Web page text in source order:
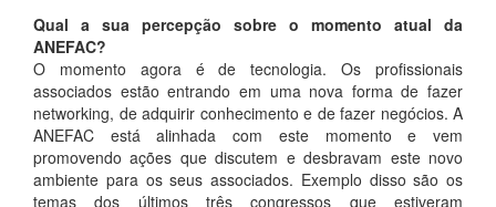
Qual a sua percepção sobre o momento atual da
ANEFAC?
O momento agora é de tecnologia. Os profissionais
associados estão entrando em uma nova forma de fazer
networking, de adquirir conhecimento e de fazer negócios. A
ANEFAC está alinhada com este momento e vem
promovendo ações que discutem e desbravam este novo
ambiente para os seus associados. Exemplo disso são os
temas dos últimos três congressos que estiveram